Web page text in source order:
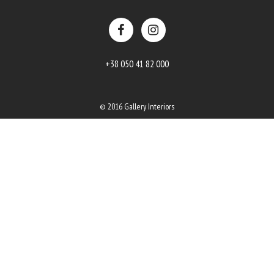
+38 050 41 82 000
© 2016 Gallery Interiors